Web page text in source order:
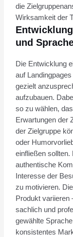
die
Wirksamkeit der
und
Die Entwicklung
auf
gezielt
aufzubauen.
so zu wählen,
Erwartungen der
der Zielgruppe
oder
einfließen sollten.
authentische
Interesse der
zu motivieren.
Produkt variieren
sachlich und
gewählte
konsistentes